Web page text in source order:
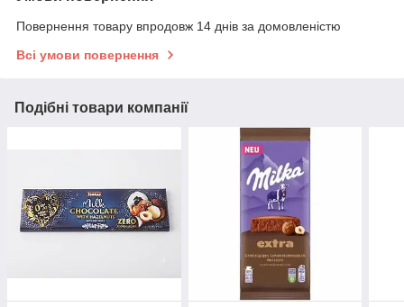
Повернення товару впродовж 14 днів за домовленістю
Всі умови повернення
Подібні товари компанії